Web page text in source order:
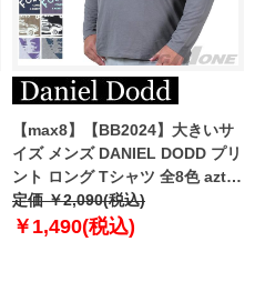
【max8】【BB2024】大きいサ
イズ メンズ DANIEL DODD プリ
ント ロング Tシャツ 全8色 azt-
2404pt1
定価 ￥2,090(税込)
￥1,490(税込)